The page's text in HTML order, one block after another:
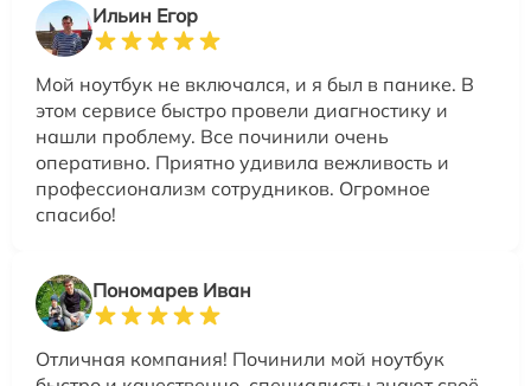
Ильин Егор
Мой ноутбук не включался, и я был в панике. В
этом сервисе быстро провели диагностику и
нашли проблему. Все починили очень
оперативно. Приятно удивила вежливость и
профессионализм сотрудников. Огромное
спасибо!
Пономарев Иван
Отличная компания! Починили мой ноутбук